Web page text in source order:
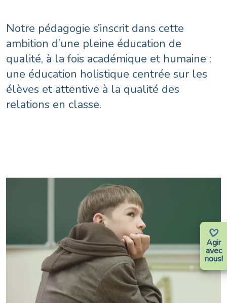
Agir
avec
nous!
Notre pédagogie s’inscrit dans cette
ambition d’une pleine éducation de
qualité, à la fois académique et humaine :
une éducation holistique centrée sur les
élèves et attentive à la qualité des
relations en classe.